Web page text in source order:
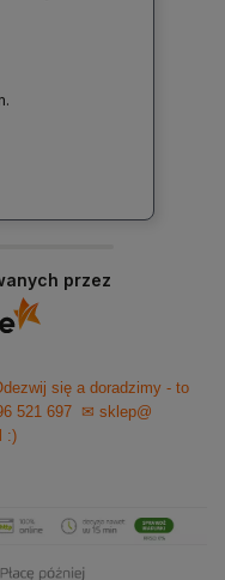
przez
się a doradzimy - to
521 697
✉ sklep@
:)